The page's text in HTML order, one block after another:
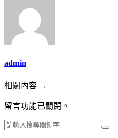
admin
相關內容 →
留言功能已關閉。